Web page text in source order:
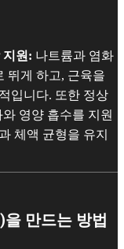
지원: 나트륨과 염화
뛰게 하고, 근육을
입니다. 또한 정상
영양 흡수를 지원
체액 균형을 유지
만드는 방법